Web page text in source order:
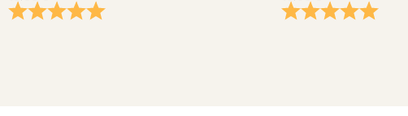
Arvio: Arvio: